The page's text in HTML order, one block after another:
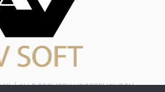
| ALLE RECHTEN VOORBEHOUDEN